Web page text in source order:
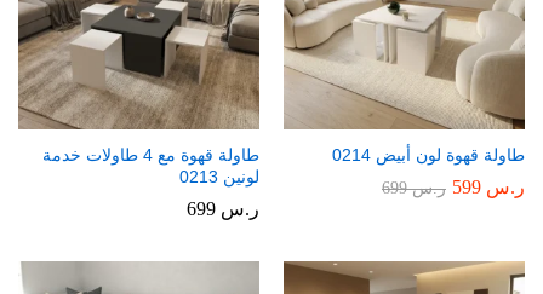
طاولة قهوة لون أبيض 0214
ر.س ر.س699
طاولة قهوة مع 4 طاولات خدمة
لونين 0213
ر.س